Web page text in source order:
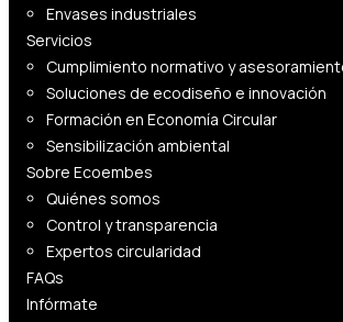
Envases industriales
Servicios
Cumplimiento normativo y
Soluciones de ecodiseño e innovación
Formación en Economía Circular
Sensibilización ambiental
Sobre Ecoembes
Quiénes somos
Control y transparencia
Expertos circularidad
FAQs
Infórmate